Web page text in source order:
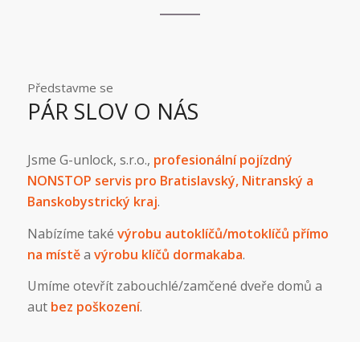
Představme se
PÁR SLOV O NÁS
Jsme G-unlock, s.r.o., profesionální pojízdný
NONSTOP servis pro Bratislavský, Nitranský a
Banskobystrický kraj.
Nabízíme také výrobu autoklíčů/motoklíčů přímo
na místěa výrobu klíčů dormakaba.
Umíme otevřít zabouchlé/zamčené dveře domů a
aut bez poškození.